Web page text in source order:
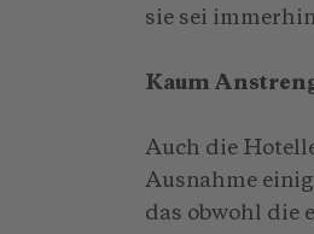
sie sei
Kaum
Auch die
Ausnahme
das obwohl die